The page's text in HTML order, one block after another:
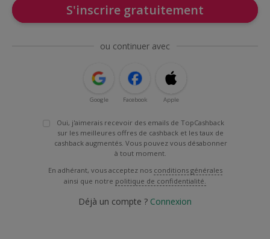
S'inscrire gratuitement
ou continuer avec
Google Facebook Apple
Oui, j'aimerais recevoir des emails de TopCashback
sur les meilleures offres de cashback et les taux de
cashback augmentés. Vous pouvez vous désabonner
à tout moment.
En adhérant, vous acceptez nos conditions générales
ainsi que notre politique de confidentialité.
Déjà un compte ? Connexion